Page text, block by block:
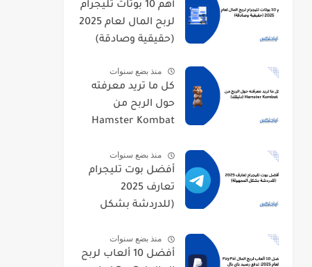
أهم 10 بوتات تليجرام
لربح المال لعام 2025
(حقيقية وصادقة)
منذ بضع سنوات
كل ما تريد معرفته
حول الربح من
Hamster Kombat
منذ بضع سنوات
أفضل بوت تليجرام
تعارف 2025
(للدردشة بشكل
منذ بضع سنوات
أفضل 10 ألعاب لربح